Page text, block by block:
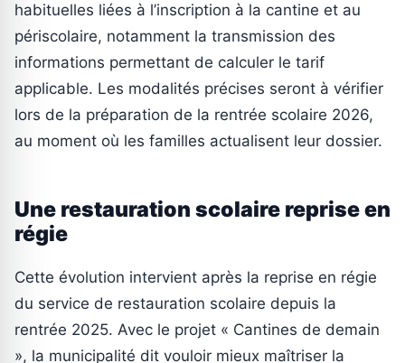
habituelles liées à l’inscription à la cantine et au
périscolaire, notamment la transmission des
informations permettant de calculer le tarif
applicable. Les modalités précises seront à vérifier
lors de la préparation de la rentrée scolaire 2026,
au moment où les familles actualisent leur dossier.
Une restauration scolaire reprise en
régie
Cette évolution intervient après la reprise en régie
du service de restauration scolaire depuis la
rentrée 2025. Avec le projet « Cantines de demain
», la municipalité dit vouloir mieux maîtriser la